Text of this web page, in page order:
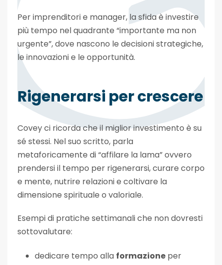
Per imprenditori e manager, la sfida è investire
più tempo nel quadrante “importante ma non
urgente”, dove nascono le decisioni strategiche,
le innovazioni e le opportunità.
Rigenerarsi per crescere
Covey ci ricorda che il miglior investimento è su
sé stessi. Nel suo scritto, parla
metaforicamente di “affilare la lama” ovvero
prendersi il tempo per rigenerarsi, curare corpo
e mente, nutrire relazioni e coltivare la
dimensione spirituale o valoriale.
Esempi di pratiche settimanali che non dovresti
sottovalutare:
dedicare tempo alla formazione per